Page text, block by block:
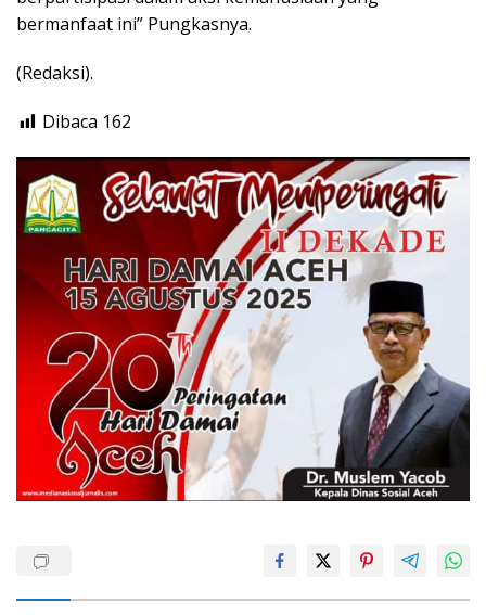
bermanfaat ini” Pungkasnya.
(Redaksi).
Dibaca 162